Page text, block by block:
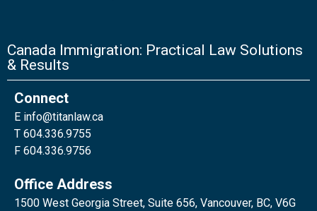
Canada Immigration: Practical Law Solutions
& Results
Connect
E info@titanlaw.ca
T 604.336.9755
F 604.336.9756
Office Address
1500 West Georgia Street, Suite 656, Vancouver, BC, V6G